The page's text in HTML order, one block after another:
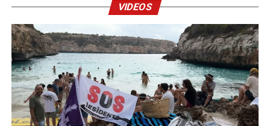
VIDEOS